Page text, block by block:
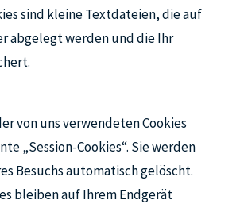
sind kleine Textdateien, die auf
abgelegt werden und die Ihr
von uns verwendeten Cookies
„Session-Cookies“. Sie werden
Besuchs automatisch gelöscht.
bleiben auf Ihrem Endgerät